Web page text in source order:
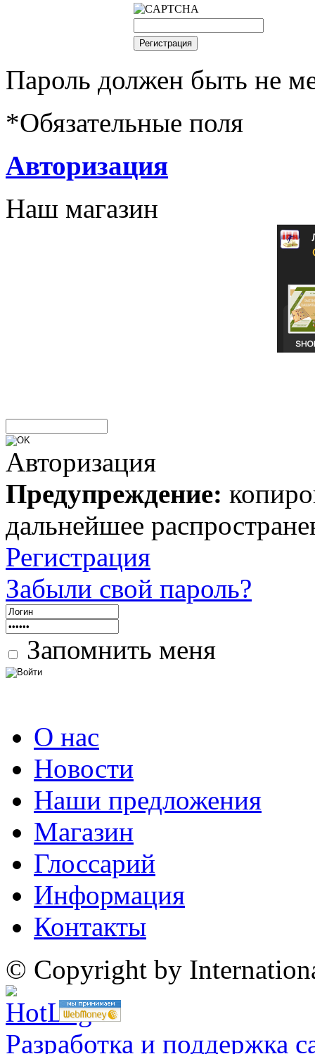
Пароль должен быть не
*Обязательные поля
Авторизация
Наш магазин
Авторизация
Предупреждение:
дальнейшее
Регистрация
Забыли свой пароль?
Запомнить меня
О нас
Новости
Наши предложения
Магазин
Глоссарий
Информация
Контакты
© Copyright by
Разработка и поддержка